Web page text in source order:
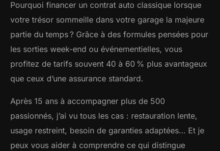
Pourquoi financer un contrat auto classique lorsque
votre trésor sommeille dans votre garage la majeure
partie du temps ? Grâce à des formules pensées pour
les sorties week-end ou événementielles, vous
profitez de tarifs souvent 40 à 60 % plus avantageux
que ceux d’une assurance standard.
Après 15 ans à accompagner plus de 500
passionnés, j’ai vu tous les cas : restauration lente,
usage restreint, besoin de garanties adaptées… Et je
peux vous aider à comprendre ce qui distingue